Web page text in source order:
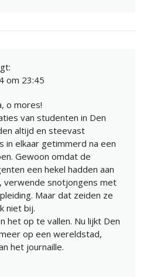
om 23:45
o mores!
van studenten in Den
altijd en steevast
in elkaar getimmerd na een
Gewoon omdat de
een hekel hadden aan
verwende snotjongens met
Maar dat zeiden ze
niet bij.
het op te vallen. Nu lijkt Den
op een wereldstad,
het journaille.